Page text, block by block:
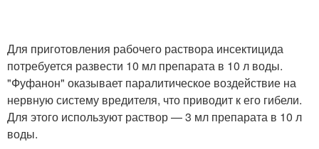
Для приготовления рабочего раствора инсектицида
потребуется развести 10 мл препарата в 10 л воды.
"Фуфанон" оказывает паралитическое воздействие на
нервную систему вредителя, что приводит к его гибели.
Для этого используют раствор — 3 мл препарата в 10 л
воды.